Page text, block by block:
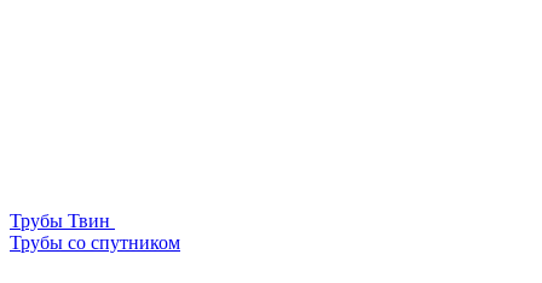
Трубы Твин
Трубы со спутником